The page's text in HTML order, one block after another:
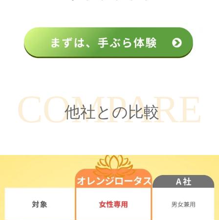
COMPARE
他社との比較